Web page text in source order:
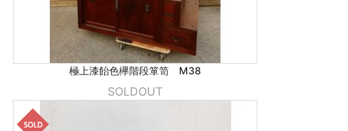
極上漆飴色欅階段箪笥 M38
SOLDOUT